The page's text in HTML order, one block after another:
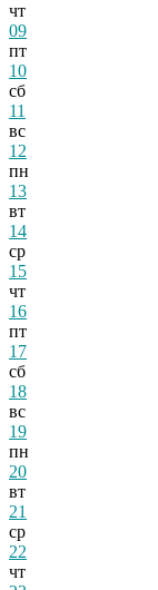
чт
09
пт
10
сб
11
вс
12
пн
13
вт
14
ср
15
чт
16
пт
17
сб
18
вс
19
пн
20
вт
21
ср
22
чт